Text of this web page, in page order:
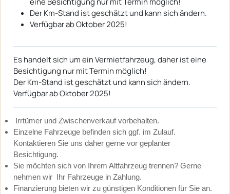
Der Km-Stand ist geschätzt und kann sich ändern.
Verfügbar ab Oktober 2025!
Es handelt sich um ein Vermietfahrzeug, daher ist eine
Besichtigung nur mit Termin möglich!
Der Km-Stand ist geschätzt und kann sich ändern.
Verfügbar ab Oktober 2025!
Irrtümer und Zwischenverkauf vorbehalten.
Einzelne Fahrzeuge befinden sich ggf. im Zulauf.
Kontaktieren Sie uns daher gerne vor geplanter
Besichtigung.
Sie möchten sich von Ihrem Altfahrzeug trennen? Gerne
nehmen wir Ihr Fahrzeuge in Zahlung.
Finanzierung bieten wir zu günstigen Konditionen für Sie an.